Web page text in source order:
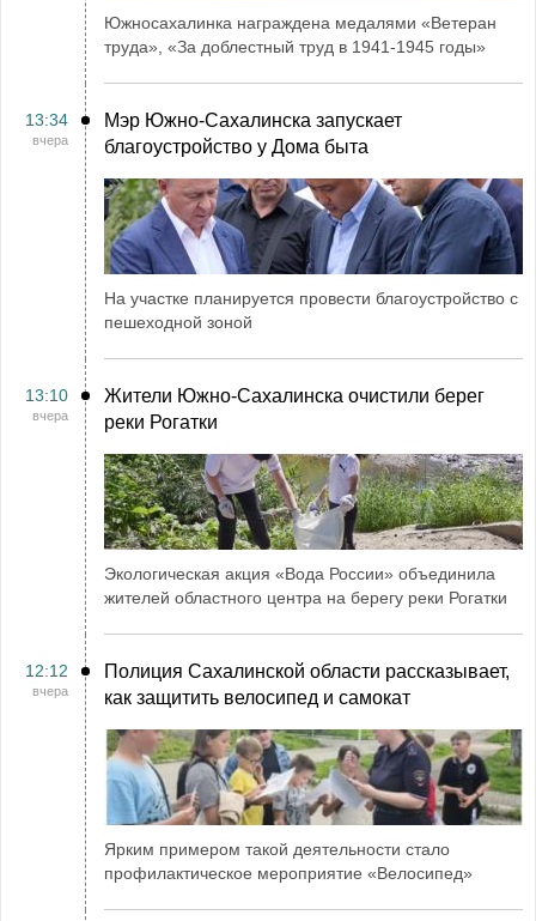
Южносахалинка награждена медалями «Ветеран
труда», «За доблестный труд в 1941-1945 годы»
13:34
вчера
Мэр Южно-Сахалинска запускает
благоустройство у Дома быта
На участке планируется провести благоустройство с
пешеходной зоной
13:10
вчера
Жители Южно-Сахалинска очистили берег
реки Рогатки
Экологическая акция «Вода России» объединила
жителей областного центра на берегу реки Рогатки
12:12
вчера
Полиция Сахалинской области рассказывает,
как защитить велосипед и самокат
Ярким примером такой деятельности стало
профилактическое мероприятие «Велосипед»